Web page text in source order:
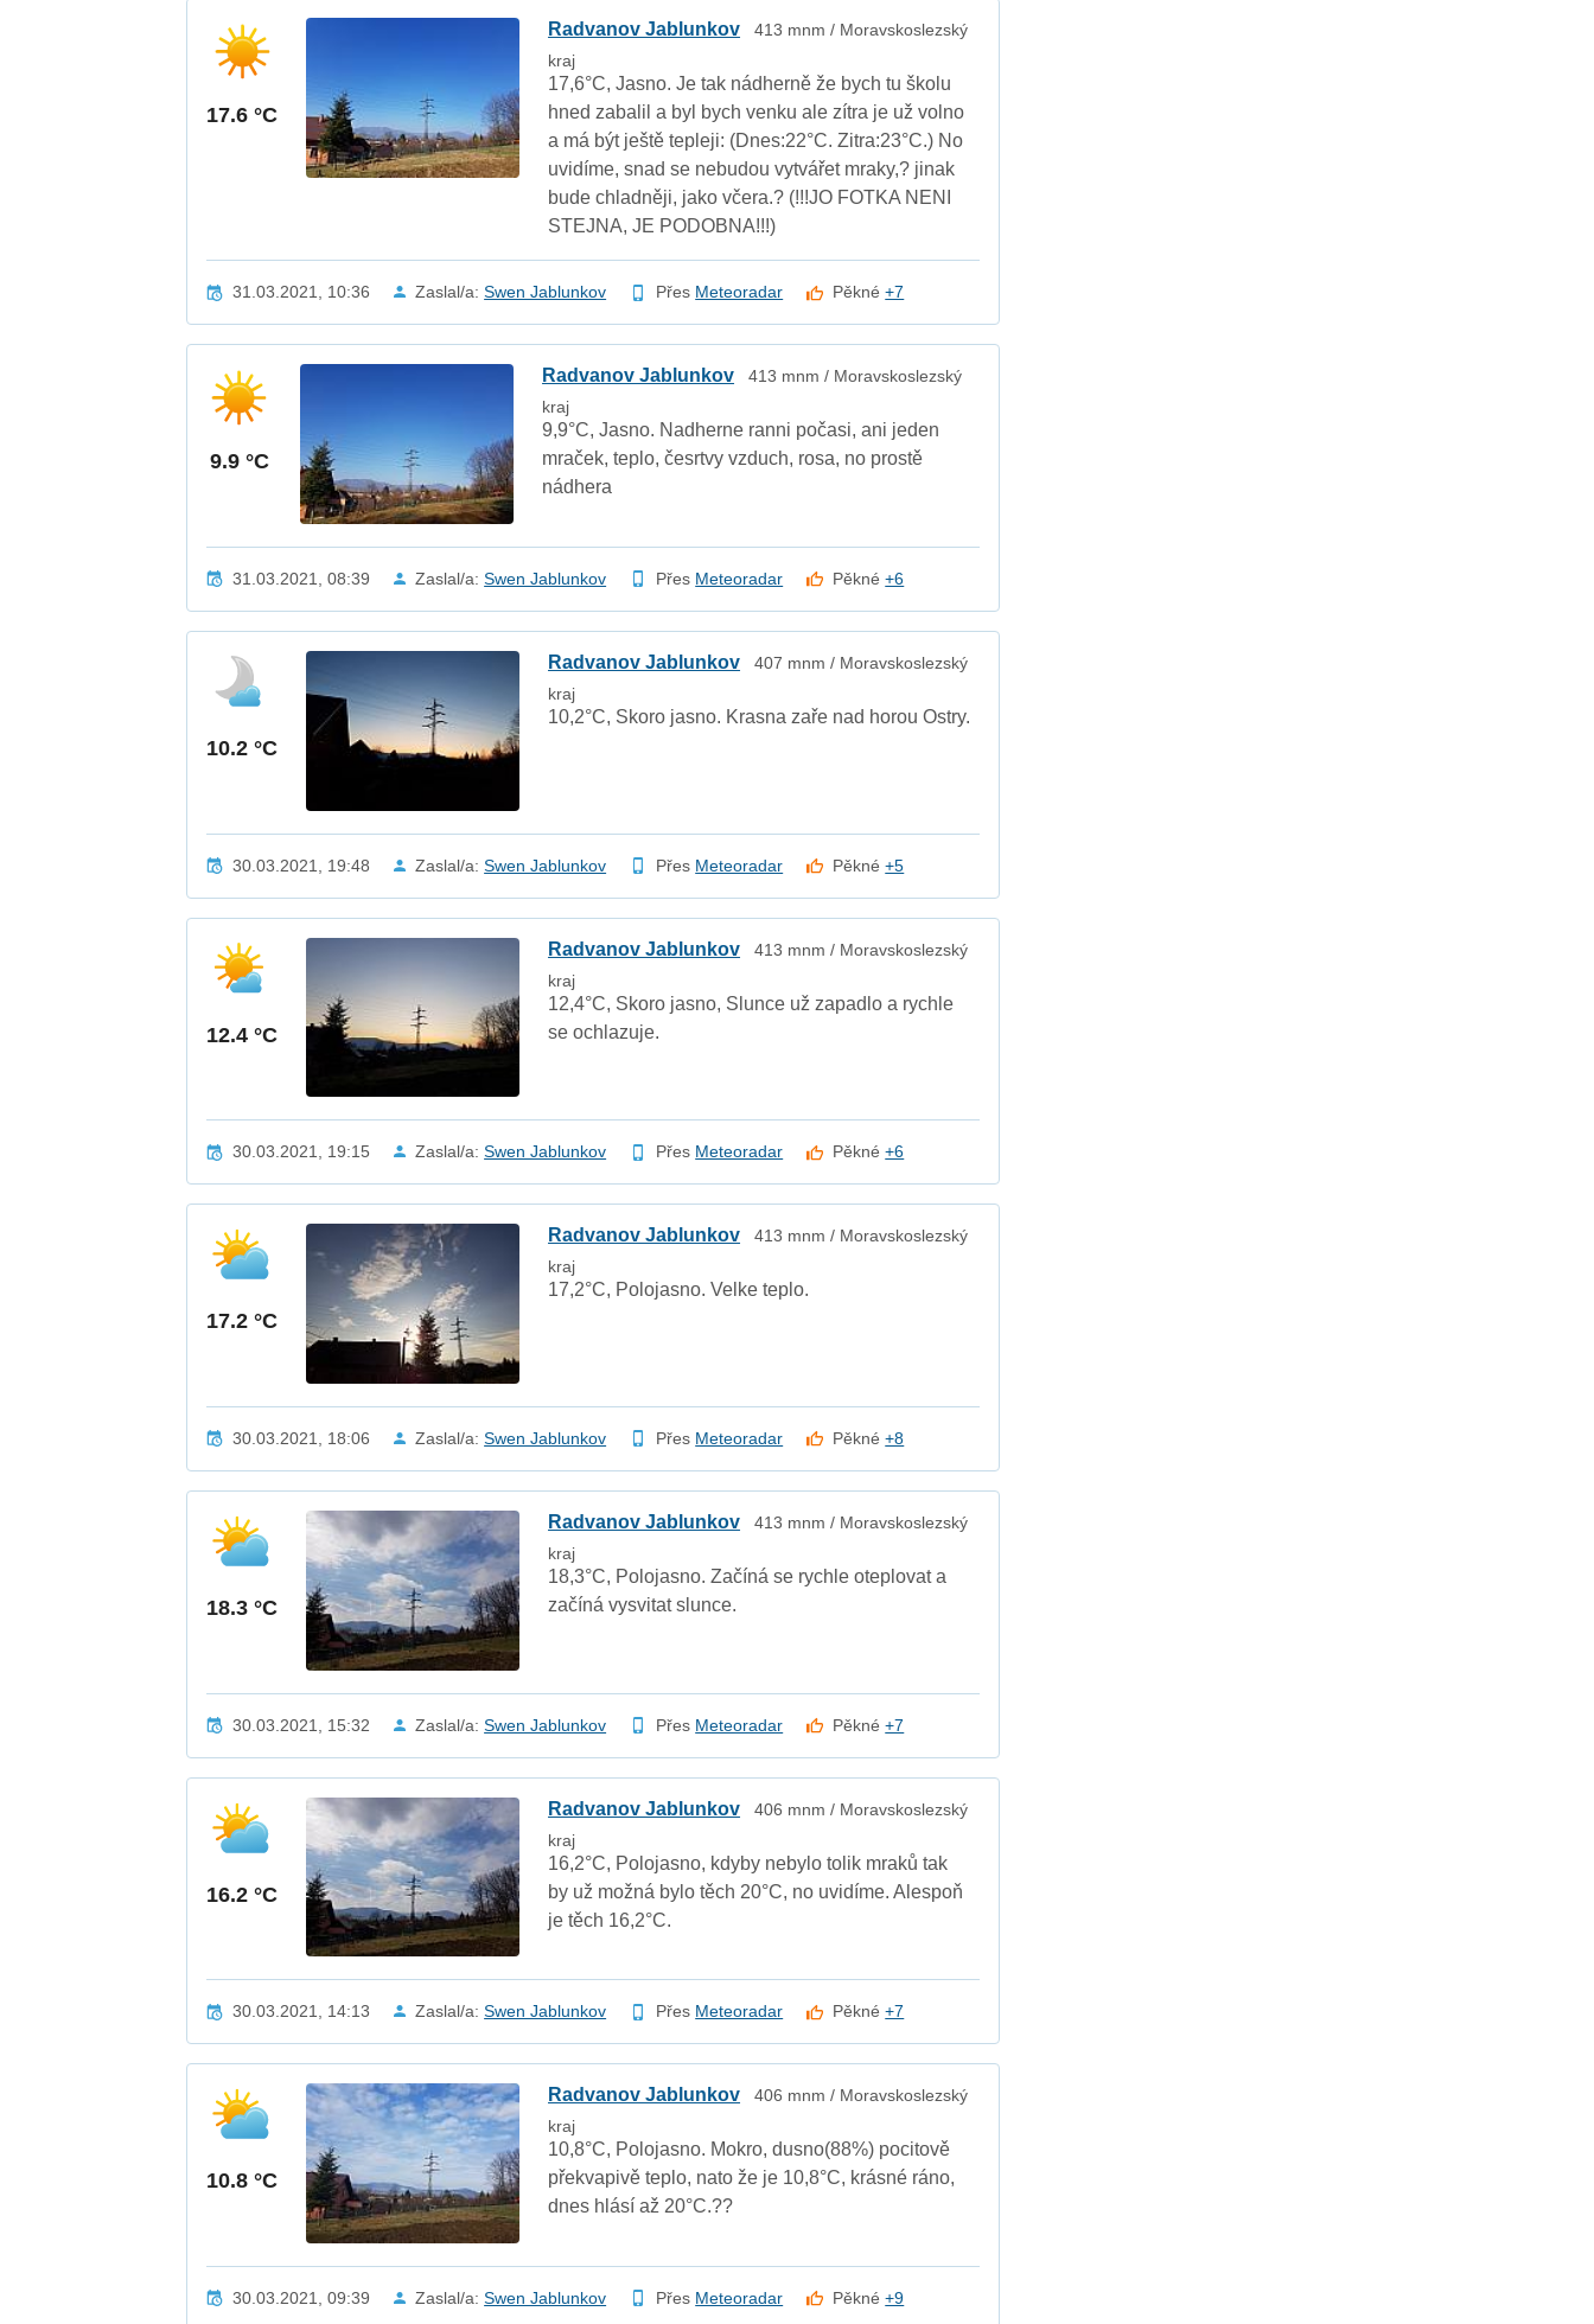
17.6 °C
Radvanov Jablunkov
413 mnm / Moravskoslezský
kraj
17,6°C, Jasno. Je tak nádherně že bych tu školu
hned zabalil a byl bych venku ale zítra je už volno
a má být ještě tepleji: (Dnes:22°C. Zitra:23°C.) No
uvidíme, snad se nebudou vytvářet mraky,? jinak
bude chladněji, jako včera.? (!!!JO FOTKA NENI
STEJNA, JE PODOBNA!!!)
31.03.2021, 10:36 Zaslal/a:Swen Jablunkov Přes Meteoradar Pěkné+7
9.9 °C
Radvanov Jablunkov
413 mnm / Moravskoslezský
kraj
9,9°C, Jasno. Nadherne ranni počasi, ani jeden
mraček, teplo, česrtvy vzduch, rosa, no prostě
nádhera
31.03.2021, 08:39 Zaslal/a:Swen Jablunkov Přes Meteoradar Pěkné+6
10.2 °C
Radvanov Jablunkov
407 mnm / Moravskoslezský
kraj
10,2°C, Skoro jasno. Krasna zaře nad horou Ostry.
30.03.2021, 19:48 Zaslal/a:Swen Jablunkov Přes Meteoradar Pěkné+5
12.4 °C
Radvanov Jablunkov
413 mnm / Moravskoslezský
kraj
12,4°C, Skoro jasno, Slunce už zapadlo a rychle
se ochlazuje.
30.03.2021, 19:15 Zaslal/a:Swen Jablunkov Přes Meteoradar Pěkné+6
17.2 °C
Radvanov Jablunkov
413 mnm / Moravskoslezský
kraj
17,2°C, Polojasno. Velke teplo.
30.03.2021, 18:06 Zaslal/a:Swen Jablunkov Přes Meteoradar Pěkné+8
18.3 °C
Radvanov Jablunkov
413 mnm / Moravskoslezský
kraj
18,3°C, Polojasno. Začíná se rychle oteplovat a
začíná vysvitat slunce.
30.03.2021, 15:32 Zaslal/a:Swen Jablunkov Přes Meteoradar Pěkné+7
16.2 °C
Radvanov Jablunkov
406 mnm / Moravskoslezský
kraj
16,2°C, Polojasno, kdyby nebylo tolik mraků tak
by už možná bylo těch 20°C, no uvidíme. Alespoň
je těch 16,2°C.
30.03.2021, 14:13 Zaslal/a:Swen Jablunkov Přes Meteoradar Pěkné+7
10.8 °C
Radvanov Jablunkov
406 mnm / Moravskoslezský
kraj
10,8°C, Polojasno. Mokro, dusno(88%) pocitově
překvapivě teplo, nato že je 10,8°C, krásné ráno,
dnes hlásí až 20°C.??
30.03.2021, 09:39 Zaslal/a:Swen Jablunkov Přes Meteoradar Pěkné+9